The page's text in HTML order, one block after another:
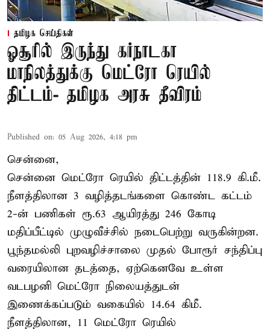
தமிழக செய்திகள்
ஓசூரில் இருந்து கர்நாடகா
மாநிலத்துக்கு மெட்ரோ ரெயில்
திட்டம்- தமிழக அரசு தீவிரம்
Published on: 05 Aug 2026, 4:18 pm
சென்னை,
சென்னை மெட்ரோ ரெயில் திட்டத்தின் 118.9 கி.மீ.
நீளத்திலான 3 வழித்தடங்களை கொண்ட கட்டம்
2-ன் பணிகள் ரூ.63 ஆயிரத்து 246 கோடி
மதிப்பீட்டில் முழுவீச்சில் நடைபெற்று வருகின்றன.
பூந்தமல்லி புறவழிச்சாலை முதல் போரூர் சந்திப்பு
வரையிலான தடத்தை, ஏற்கெனவே உள்ள
வடபழனி மெட்ரோ நிலையத்துடன்
இணைக்கப்படும் வகையில் 14.64 கிமீ.
நீளத்திலான, 11 மெட்ரோ ரெயில்